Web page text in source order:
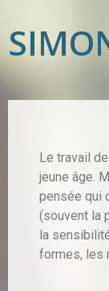
Le travail
jeune âge.
pensée qui
(souvent la
la
formes, les